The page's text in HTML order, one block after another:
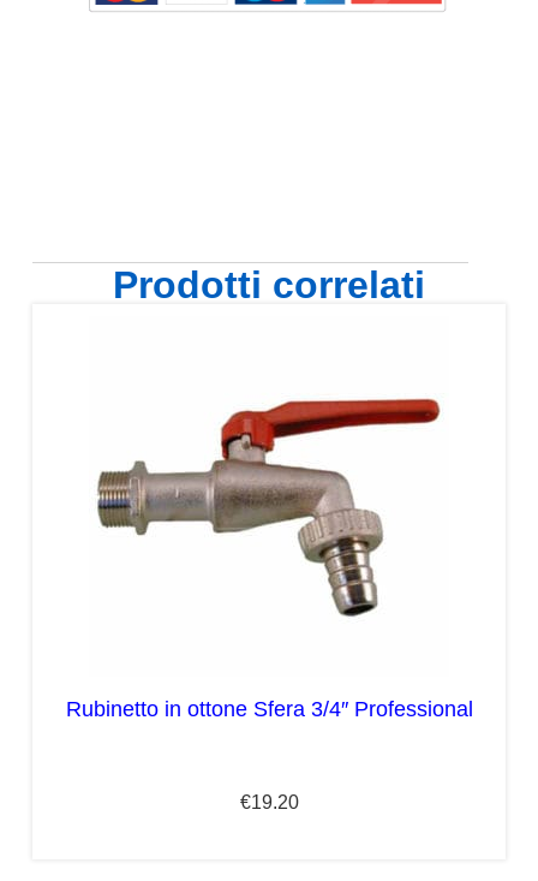
Prodotti correlati
Rubinetto in ottone Sfera 3/4″ Professional
€19.20